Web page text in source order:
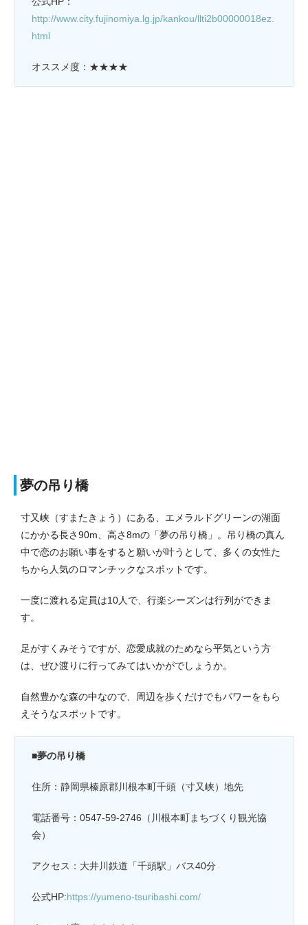
http://www.city.fujinomiya.lg.jp/kankou/llti2b00000018ez.
html
オススメ度：★★★★
夢の吊り橋
寸又峡（すまたきょう）にある、エメラルドグリーンの湖面
にかかる長さ90m、高さ8mの「夢の吊り橋」。吊り橋の真ん
中で恋のお願い事をすると願いが叶うとして、多くの女性た
ちから人気のロマンチックなスポットです。
一度に渡れる定員は10人で、行楽シーズンは行列ができま
す。
足がすくみそうですが、恋愛成就のためなら平気という方
は、ぜひ渡りに行ってみてはいかがでしょうか。
自然豊かな森の中なので、周辺を歩くだけでもパワーをもら
えそうなスポットです。
■夢の吊り橋
住所：静岡県榛原郡川根本町千頭（寸又峡）地先
電話番号：0547-59-2746（川根本町まちづくり観光協
会）
アクセス：大井川鉄道「千頭駅」バス40分
公式HP:https://yumeno-tsuribashi.com/